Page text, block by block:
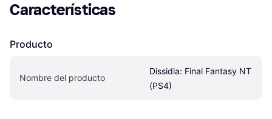
Características
Producto
Nombre del producto
Dissidia: Final Fantasy NT
(PS4)